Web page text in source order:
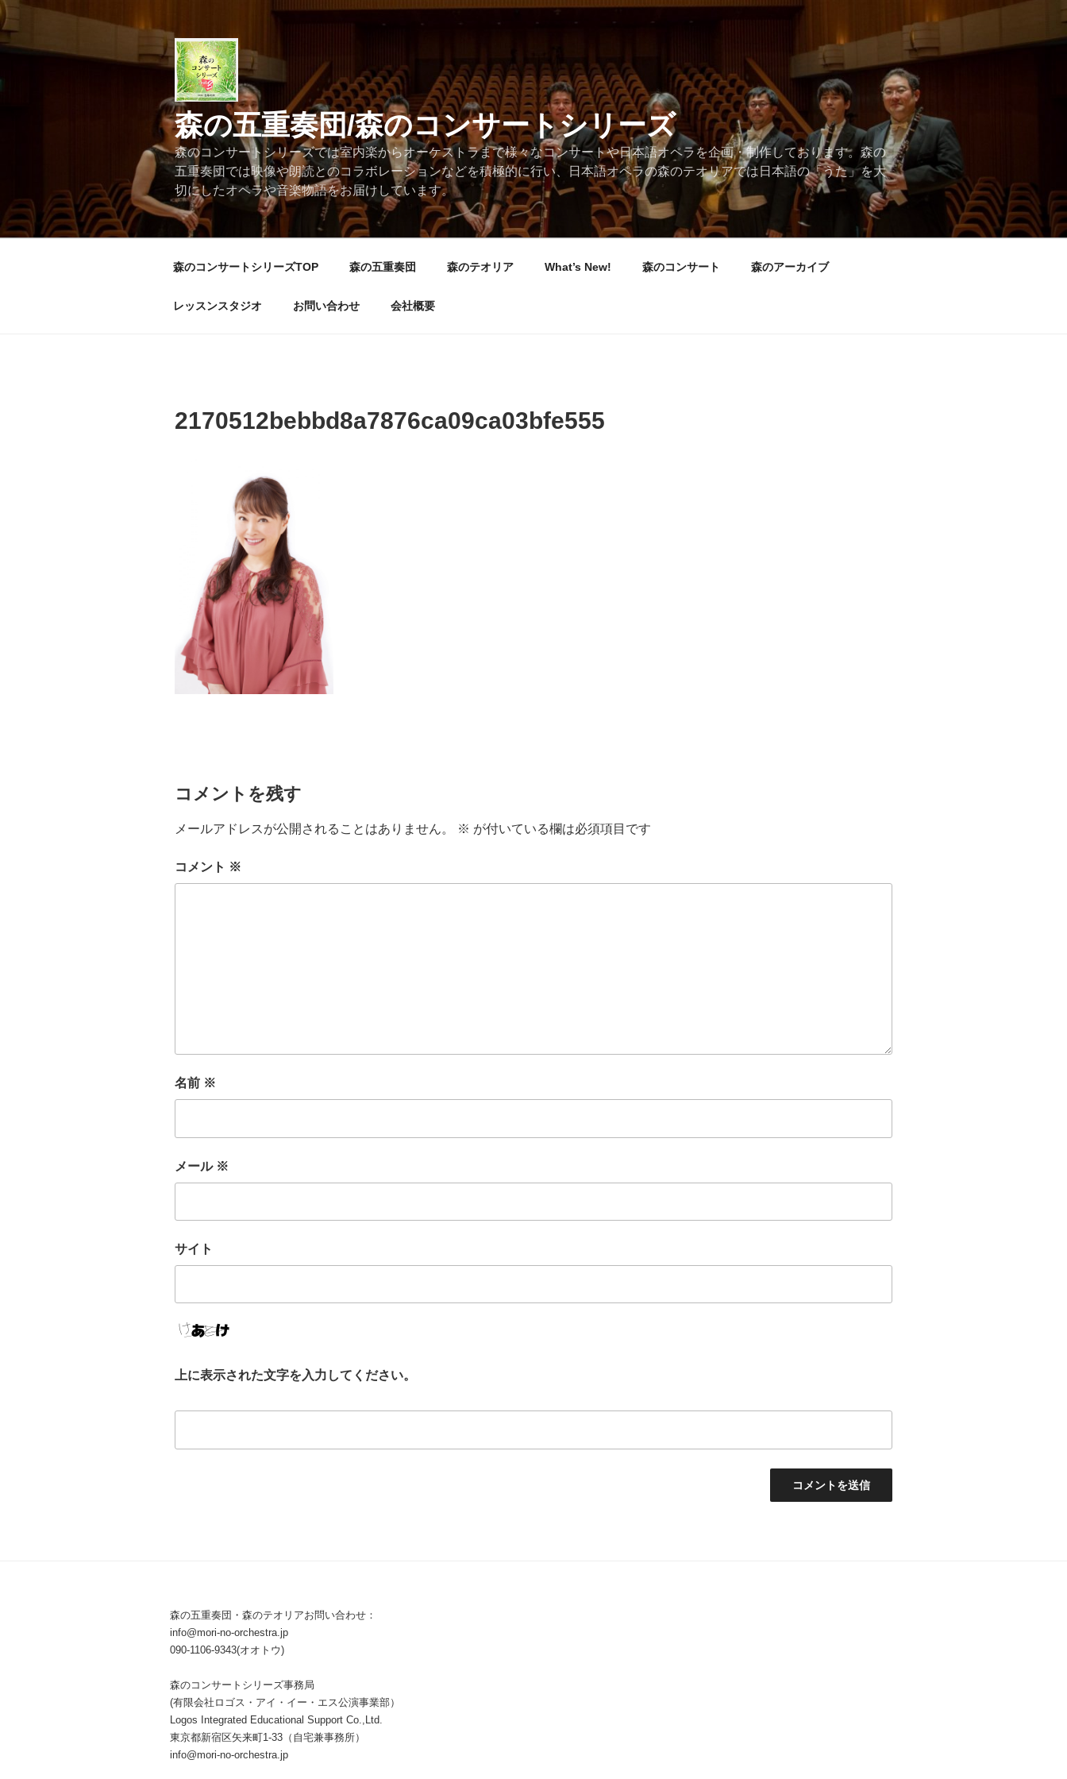
コ
ン
テ
森の五重奏団/森のコンサートシリーズ
森のコンサートシリーズでは室内楽からオーケストラまで様々なコンサートや日本語オペラを企画・制作しております。森の
五重奏団では映像や朗読とのコラボレーションなどを積極的に行い、日本語オペラの森のテオリアでは日本語の「うた」を大
切にしたオペラや音楽物語をお届けしています。
森のコンサートシリーズTOP 森の五重奏団 森のテオリア What’s New! 森のコンサート 森のアーカイブ
レッスンスタジオ お問い合わせ 会社概要
2170512bebbd8a7876ca09ca03bfe555
コメントを残す
メールアドレスが公開されることはありません。 ※ が付いている欄は必須項目です
コメント ※
名前 ※
メール ※
サイト
上に表示された文字を入力してください。
森の五重奏団・森のテオリアお問い合わせ：
info@mori-no-orchestra.jp
090-1106-9343(オオトウ)
森のコンサートシリーズ事務局
(有限会社ロゴス・アイ・イー・エス公演事業部）
Logos Integrated Educational Support Co.,Ltd.
東京都新宿区矢来町1-33（自宅兼事務所）
info@mori-no-orchestra.jp